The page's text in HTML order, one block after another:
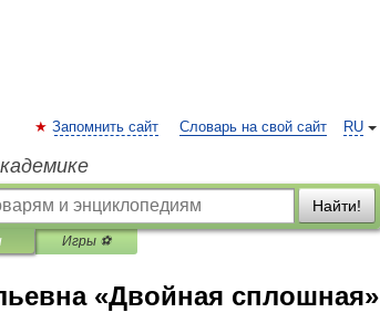
RU
Запомнить сайт Словарь на свой сайт
Найти!
Игры ⚽
«Двойная сплошная»